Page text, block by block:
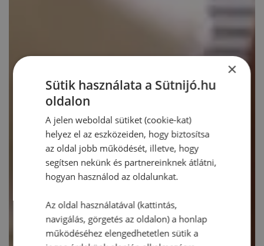
×
Sütik használata a Sütnijó.hu
oldalon
A jelen weboldal sütiket (cookie-kat)
helyez el az eszközeiden, hogy biztosítsa
az oldal jobb működését, illetve, hogy
segítsen nekünk és partnereinknek átlátni,
hogyan használod az oldalunkat.
Az oldal használatával (kattintás,
navigálás, görgetés az oldalon) a honlap
működéséhez elengedhetetlen sütik a